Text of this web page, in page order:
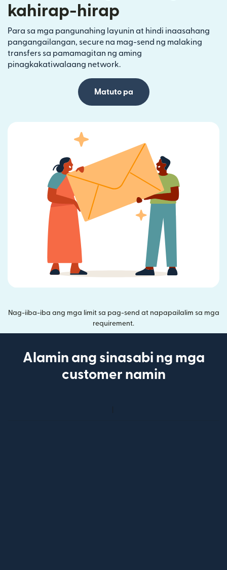
kahirap-hirap
Para sa mga pangunahing layunin at hindi inaasahang
pangangailangan, secure na mag-send ng malaking
transfers sa pamamagitan ng aming
pinagkakatiwalaang network.
Matuto pa
Nag-iiba-iba ang mga limit sa pag-send at napapailalim sa mga
requirement.
Alamin ang sinasabi ng mga
customer namin